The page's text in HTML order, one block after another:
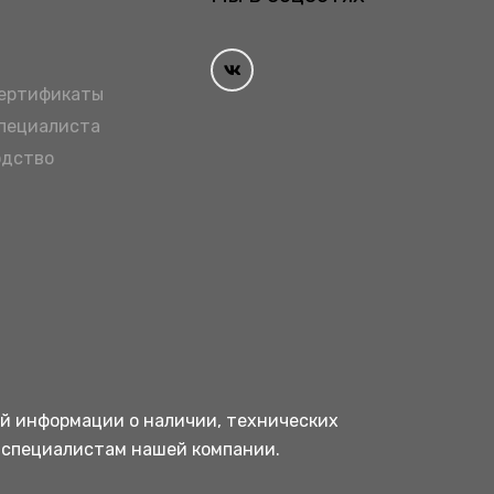
информации о наличии, технических
нашей компании.